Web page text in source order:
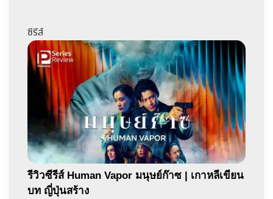
ซีรีส์
รีวิวซีรีส์ Human Vapor มนุษย์ก๊าซ | เกาหลีเขียน
บท ญี่ปุ่นสร้าง